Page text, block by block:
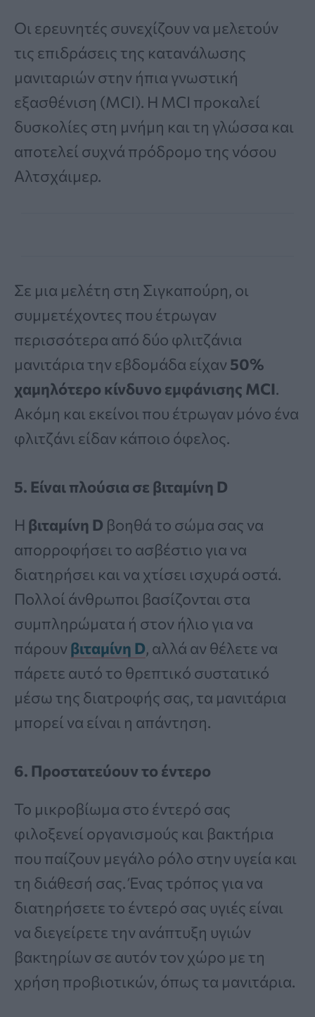
Οι ερευνητές συνεχίζουν να μελετούν
τις επιδράσεις της κατανάλωσης
μανιταριών στην ήπια γνωστική
εξασθένιση (MCI). Η MCI προκαλεί
δυσκολίες στη μνήμη και τη γλώσσα και
αποτελεί συχνά πρόδρομο της νόσου
Αλτσχάιμερ.
Σε μια μελέτη στη Σιγκαπούρη, οι
συμμετέχοντες που έτρωγαν
περισσότερα από δύο φλιτζάνια
μανιτάρια την εβδομάδα είχαν 50%
χαμηλότερο κίνδυνο εμφάνισης MCI.
Ακόμη και εκείνοι που έτρωγαν μόνο ένα
φλιτζάνι είδαν κάποιο όφελος.
5. Είναι πλούσια σε βιταμίνη D
Η βιταμίνη D βοηθά το σώμα σας να
απορροφήσει το ασβέστιο για να
διατηρήσει και να χτίσει ισχυρά οστά.
Πολλοί άνθρωποι βασίζονται στα
συμπληρώματα ή στον ήλιο για να
πάρουν βιταμίνη D, αλλά αν θέλετε να
πάρετε αυτό το θρεπτικό συστατικό
μέσω της διατροφής σας, τα μανιτάρια
μπορεί να είναι η απάντηση.
6. Προστατεύουν το έντερο
Το μικροβίωμα στο έντερό σας
φιλοξενεί οργανισμούς και βακτήρια
που παίζουν μεγάλο ρόλο στην υγεία και
τη διάθεσή σας. Ένας τρόπος για να
διατηρήσετε το έντερό σας υγιές είναι
να διεγείρετε την ανάπτυξη υγιών
βακτηρίων σε αυτόν τον χώρο με τη
χρήση προβιοτικών, όπως τα μανιτάρια.